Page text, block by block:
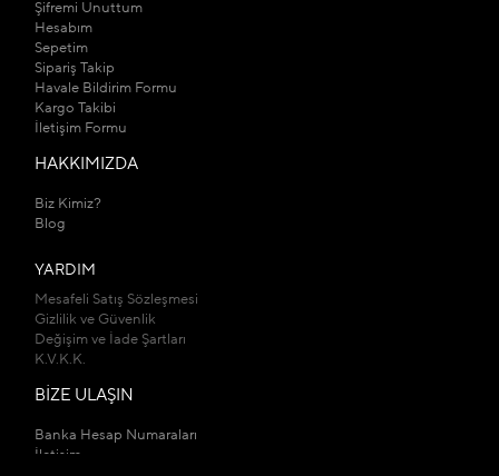
Şifremi Unuttum
Hesabım
Sepetim
Sipariş Takip
Havale Bildirim Formu
Kargo Takibi
İletişim Formu
HAKKIMIZDA
Biz Kimiz?
Blog
YARDIM
Mesafeli Satış Sözleşmesi
Gizlilik ve Güvenlik
Değişim ve İade Şartları
K.V.K.K.
BİZE ULAŞIN
Banka Hesap Numaraları
İletişim